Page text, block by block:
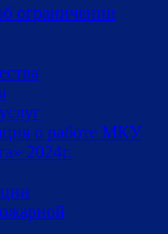
ограничении
о работе МКУ
2024г.